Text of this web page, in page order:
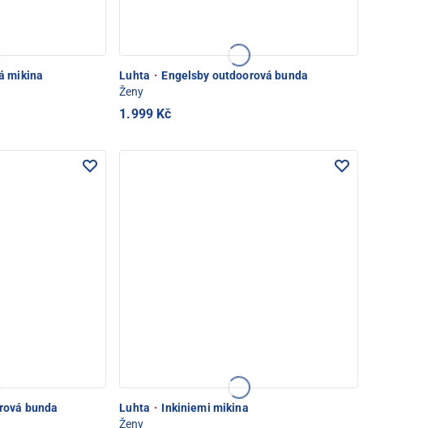
mikina
Luhta · Engelsby outdoorová bunda
Ženy
1.999 Kč
bunda
Luhta · Inkiniemi mikina
Ženy